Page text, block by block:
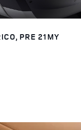
PRE 21MY